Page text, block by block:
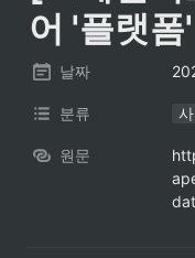
어 '플랫
날짜
분류
원문